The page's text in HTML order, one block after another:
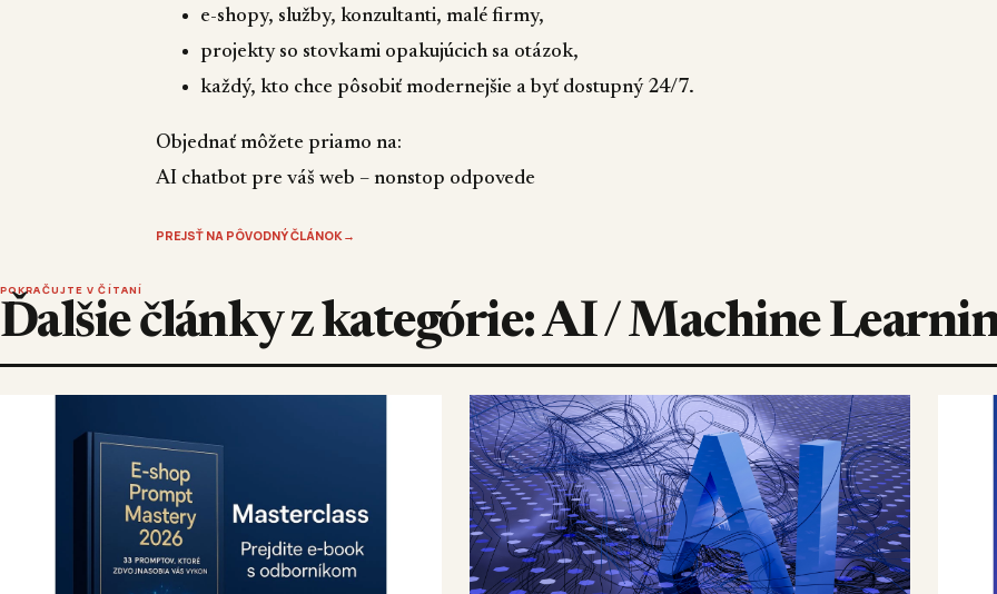
e-shopy, služby, konzultanti, malé firmy,
projekty so stovkami opakujúcich sa otázok,
každý, kto chce pôsobiť modernejšie a byť dostupný 24/7.
Objednať môžete priamo na:
AI chatbot pre váš web – nonstop odpovede
PREJSŤ NA PÔVODNÝ ČLÁNOK →
POKRAČUJTE V ČÍTANÍ
Ďalšie články z kategórie: AI / Machine